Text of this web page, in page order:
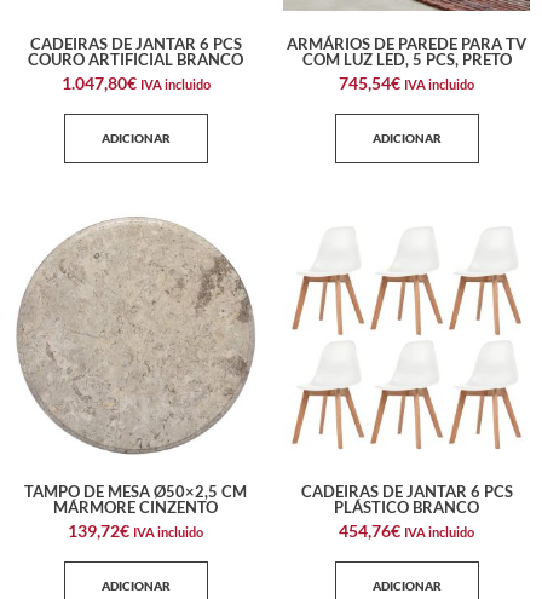
CADEIRAS DE JANTAR 6 PCS
COURO ARTIFICIAL BRANCO
1.047,80€ IVA incluido
ADICIONAR
ARMÁRIOS DE PAREDE PARA TV
COM LUZ LED, 5 PCS, PRETO
745,54€ IVA incluido
ADICIONAR
TAMPO DE MESA Ø50×2,5 CM
MÁRMORE CINZENTO
139,72€ IVA incluido
ADICIONAR
CADEIRAS DE JANTAR 6 PCS
PLÁSTICO BRANCO
454,76€ IVA incluido
ADICIONAR